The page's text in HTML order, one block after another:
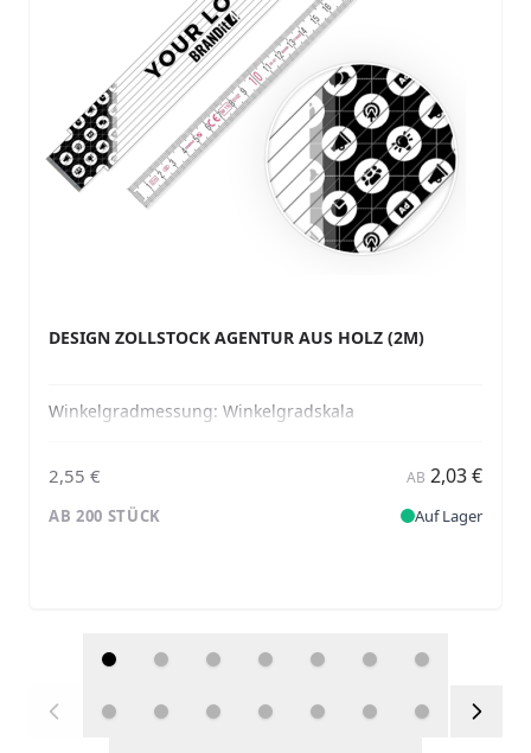
DESIGN ZOLLSTOCK AGENTUR AUS HOLZ (2M)
Winkelgradmessung: Winkelgradskala
2,55 € AB 2,03 €
AB 200 STÜCK Auf Lager